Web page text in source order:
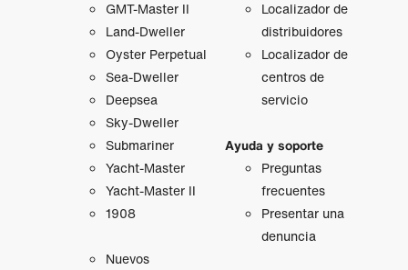
GMT‑Master II
Land-Dweller
Oyster Perpetual
Sea-Dweller
Deepsea
Sky-Dweller
Submariner
Yacht-Master
Yacht-Master II
1908
Nuevos
Localizador de
distribuidores
Localizador de
centros de
servicio
Ayuda y soporte
Preguntas
frecuentes
Presentar una
denuncia